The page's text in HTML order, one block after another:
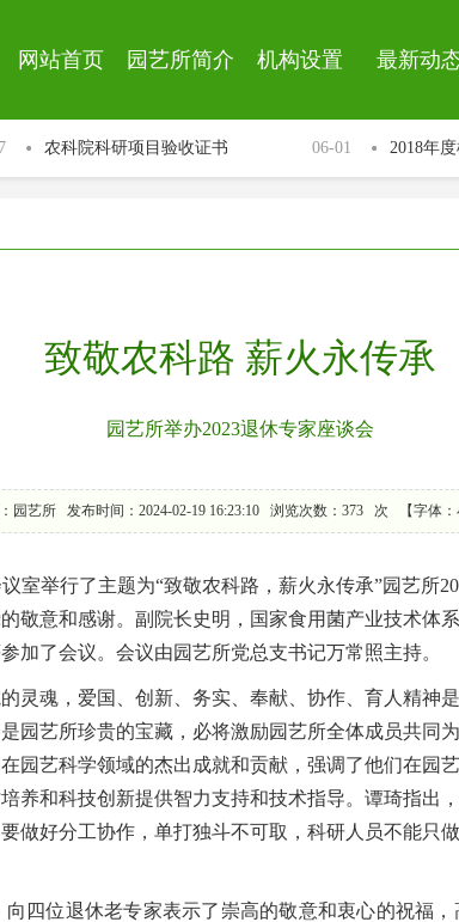
网站首页 园艺所简介 机构设置 最新动
06-01
农科院科研项目验收证书 2018年度植
致敬农科路 薪火永传承
园艺所举办2023退休专家座谈会
园艺所 发布时间：2024-02-19 16:23:10 浏览次数： 373 次 【字体：
室举行了主题为“致敬农科路，薪火永传承”园艺所
敬意和感谢。副院长史明，国家食用菌产业技术体
加了会议。会议由园艺所党总支书记万常照主持。
灵魂，爱国、创新、务实、奉献、协作、育人精神
园艺所珍贵的宝藏，必将激励园艺所全体成员共同
园艺科学领域的杰出成就和贡献，强调了他们在园
养和科技创新提供智力支持和技术指导。谭琦指出
做好分工协作，单打独斗不可取，科研人员不能只
四位退休老专家表示了崇高的敬意和衷心的祝福